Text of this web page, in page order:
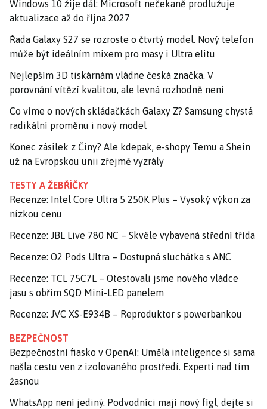
Windows 10 žije dál: Microsoft nečekaně prodlužuje
aktualizace až do října 2027
Řada Galaxy S27 se rozroste o čtvrtý model. Nový telefon
může být ideálním mixem pro masy i Ultra elitu
Nejlepším 3D tiskárnám vládne česká značka. V
porovnání vítězí kvalitou, ale levná rozhodně není
Co víme o nových skládačkách Galaxy Z? Samsung chystá
radikální proměnu i nový model
Konec zásilek z Číny? Ale kdepak, e-shopy Temu a Shein
už na Evropskou unii zřejmě vyzrály
TESTY A ŽEBŘÍČKY
Recenze: Intel Core Ultra 5 250K Plus – Vysoký výkon za
nízkou cenu
Recenze: JBL Live 780 NC – Skvěle vybavená střední třída
Recenze: O2 Pods Ultra – Dostupná sluchátka s ANC
Recenze: TCL 75C7L – Otestovali jsme nového vládce
jasu s obřím SQD Mini-LED panelem
Recenze: JVC XS-E934B – Reproduktor s powerbankou
BEZPEČNOST
Bezpečnostní fiasko v OpenAI: Umělá inteligence si sama
našla cestu ven z izolovaného prostředí. Experti nad tím
žasnou
WhatsApp není jediný. Podvodníci mají nový fígl, dejte si